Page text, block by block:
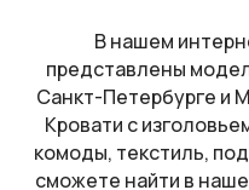
В нашем
представлены
Санкт-Петербурге и
Кровати с
комоды, текстиль,
сможете найти в